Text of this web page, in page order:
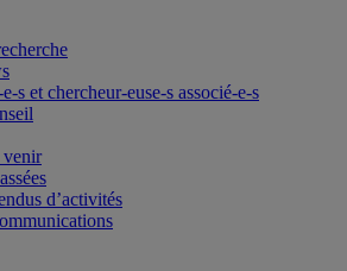
s et chercheur-euse-s associé-e-s
venir
d’activités